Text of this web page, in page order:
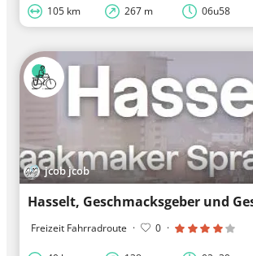
105 km 267 m 06u58
jcob jcob
Freizeit Fahrradroute · 0 ·